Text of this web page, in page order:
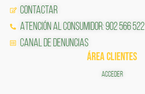
Contactar
Atención al Consumidor: 902 566 522
Canal de Denuncias
ÁREA CLIENTES
ACCEDER